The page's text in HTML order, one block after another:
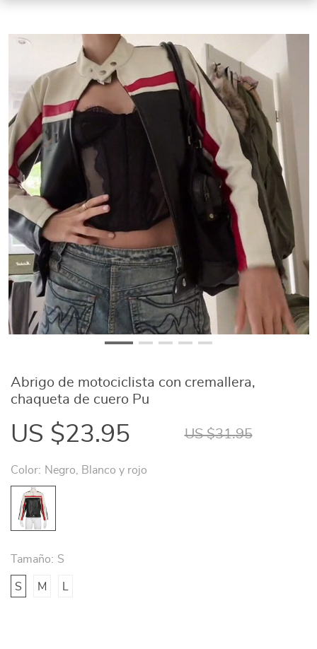
Abrigo de motociclista con cremallera,
chaqueta de cuero Pu
US $23.95 US $31.95
Color: Negro, Blanco y rojo
Tamaño: S
S M